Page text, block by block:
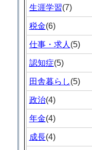
生涯学習(7)
税金(6)
仕事・求人 (5)
認知症(5)
田舎暮らし(5)
政治(4)
年金(4)
成長(4)